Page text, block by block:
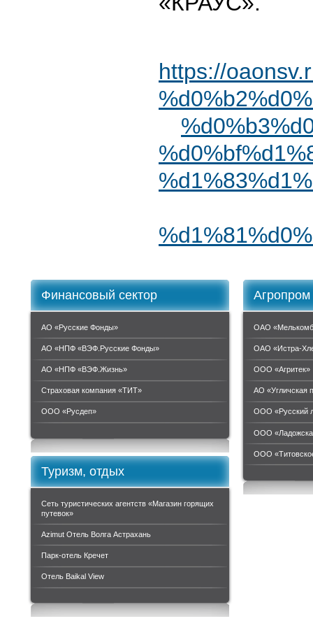
https://
Финансовый сектор
АО «Русские Фонды»
АО «НПФ «ВЭФ.Русские Фонды»
АО «НПФ «ВЭФ.Жизнь»
Страховая компания «ТИТ»
ООО «Руcдеп»
Агропром
ОАО
ОАО «Истра-
ООО «Агритек»
АО «Угличская
ООО «Русский
ООО
ООО
Туризм, отдых
Сеть туристических агентств «Магазин горящих
путевок»
Azimut Отель Волга Астрахань
Парк-отель Кречет
Отель Baikal View